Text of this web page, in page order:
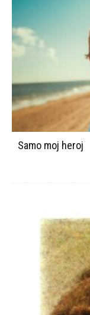
Samo moj heroj